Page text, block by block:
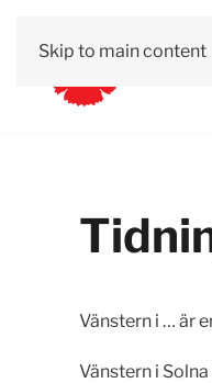
Skip to main content
Vänstern i … är
Vänstern i